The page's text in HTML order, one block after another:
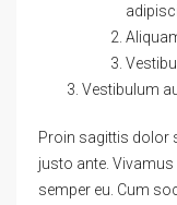
Vestibulum
Proin sagittis dolor
justo ante.
semper eu. Cum